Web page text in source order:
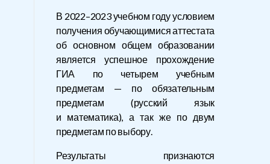
В 2022–2023 учебном году условием
получения обучающимися аттестата
об основном общем образовании
является успешное прохождение
ГИА по четырем учебным
предметам — по обязательным
предметам (русский язык
и математика), а так же по двум
предметам по выбору.
Результаты признаются